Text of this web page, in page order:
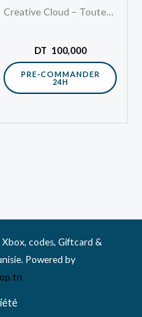
Creative Cloud – Toutes
Ce pack tout-en-un vous
offre un accès illimité…
DT 100,000
PRE-COMMANDER
24H
codes, Giftcard &
Powered by